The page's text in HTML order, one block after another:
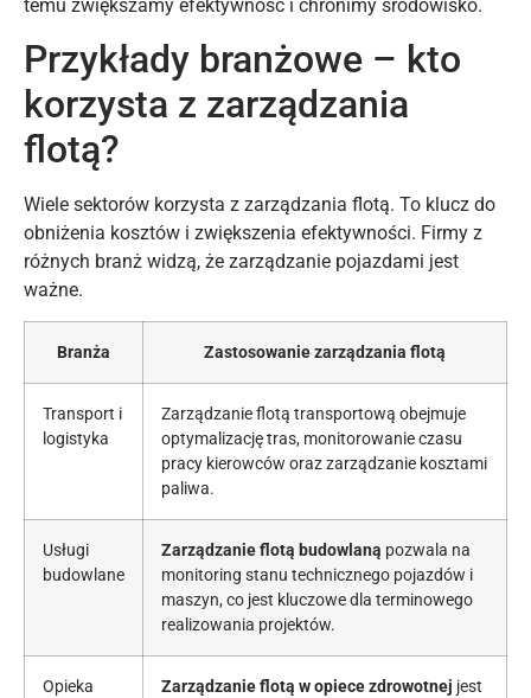
temu zwiększamy efektywność i chronimy środowisko.
Przykłady branżowe – kto
korzysta z zarządzania
flotą?
Wiele sektorów korzysta z zarządzania flotą. To klucz do
obniżenia kosztów i zwiększenia efektywności. Firmy z
różnych branż widzą, że zarządzanie pojazdami jest
ważne.
Branża Zastosowanie zarządzania flotą
Transport i
logistyka
Zarządzanie flotą transportową obejmuje
optymalizację tras, monitorowanie czasu
pracy kierowców oraz zarządzanie kosztami
paliwa.
Usługi
budowlane
Zarządzanie flotą budowlaną pozwala na
monitoring stanu technicznego pojazdów i
maszyn, co jest kluczowe dla terminowego
realizowania projektów.
Opieka
Zarządzanie flotą w opiece zdrowotnej jest